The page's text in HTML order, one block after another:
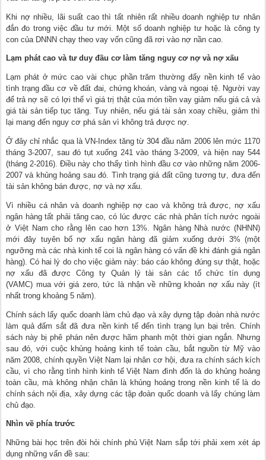
Khi nợ nhiều, lãi suất cao thì tất nhiên rất nhiều doanh nghiệp tư nhân
đắn đo trong việc đầu tư mới. Một số doanh nghiệp tư hoặc là công ty
con của DNNN chạy theo vay vốn cũng đã rơi vào nợ nần cao.
Lạm phát cao và tư duy đầu cơ làm tăng nguy cơ nợ và nợ xấu
Lạm phát ở mức cao vài chục phần trăm thường đẩy nền kinh tế vào
tình trạng đầu cơ về đất đai, chứng khoán, vàng và ngoại tệ. Người vay
để trả nợ sẽ có lợi thế vì giá trị thật của món tiền vay giảm nếu giá cả và
giá tài sản tiếp tục tăng. Tuy nhiên, nếu giá tài sản xoay chiều, giảm thì
lại mang đến nguy cơ phá sản vì không trả được nợ.
Ở đây chỉ nhắc qua là VN-Index tăng từ 304 đầu năm 2006 lên mức 1170
tháng 3-2007, sau đó tụt xuống 241 vào tháng 3-2009, và hiện nay 544
(tháng 2-2016). Điều này cho thấy tình hình đầu cơ vào những năm 2006-
2007 và khủng hoảng sau đó. Tình trạng giá đất cũng tương tự, đưa đến
tài sản không bán được, nợ và nợ xấu.
Vì nhiều cá nhân và doanh nghiệp nợ cao và không trả được, nợ xấu
ngân hàng tất phải tăng cao, có lúc được các nhà phân tích nước ngoài
ở Việt Nam cho rằng lên cao hơn 13%. Ngân hàng Nhà nước (NHNN)
mới đây tuyên bố nợ xấu ngân hàng đã giảm xuống dưới 3% (một
ngưỡng mà các nhà kinh tế coi là ngân hàng có vấn đề khi đánh giá ngân
hàng). Có hai lý do cho việc giảm này: báo cáo không đúng sự thật, hoặc
nợ xấu đã được Công ty Quản lý tài sản các tổ chức tín dụng
(VAMC) mua với giá zero, tức là nhận về những khoản nợ xấu này (ít
nhất trong khoảng 5 năm).
Chính sách lấy quốc doanh làm chủ đạo và xây dựng tập đoàn nhà nước
làm quả đấm sắt đã đưa nền kinh tế đến tình trạng lụn bại trên. Chính
sách này bị phê phán nên được hãm phanh một thời gian ngắn. Nhưng
sau đó, với cuộc khủng hoảng kinh tế toàn cầu, bắt nguồn từ Mỹ vào
năm 2008, chính quyền Việt Nam lại nhân cơ hội, đưa ra chính sách kích
cầu, vì cho rằng tình hình kinh tế Việt Nam đình đốn là do khủng hoảng
toàn cầu, mà không nhận chân là khủng hoảng trong nền kinh tế là do
chính sách nội địa, xây dựng các tập đoàn quốc doanh và lấy chúng làm
chủ đạo.
Nhìn về phía trước
Những bài học trên đòi hỏi chính phủ Việt Nam sắp tới phải xem xét áp
dụng những vấn đề sau: